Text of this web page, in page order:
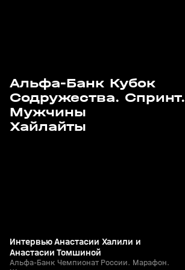
Альфа-Банк Кубок
Содружества. Спринт.
Мужчины
Хайлайты
29 мар, 11:39
Интервью Анастасии Халили и
Анастасии Томшиной
Альфа-Банк Чемпионат России. Марафон.